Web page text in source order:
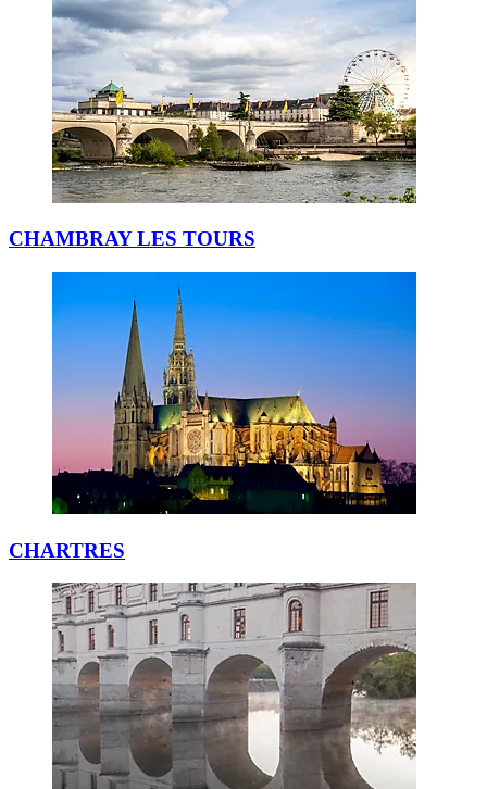
CHAMBRAY LES TOURS
CHARTRES